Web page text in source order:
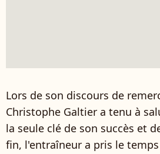
Lors de son discours de
Christophe Galtier a tenu à
la seule clé de son succès et
fin, l'entraîneur a pris le